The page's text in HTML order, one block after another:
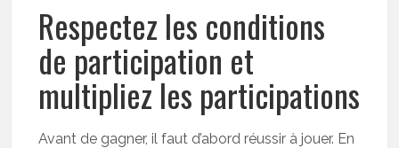
Respectez les conditions
de participation et
multipliez les participations
Avant de gagner, il faut d’abord réussir à jouer. En